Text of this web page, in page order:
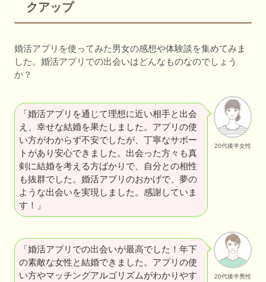
クアップ
婚活アプリを使ってみた男女の感想や体験談を集めてみま
した。婚活アプリでの出会いはどんなものなのでしょう
か？
20代後半女性
「婚活アプリを通じて理想に近い相手と出会
え、幸せな結婚を果たしました。アプリの使
い方がわからず不安でしたが、丁寧なサポー
トがあり安心できました。出会った方々も真
剣に結婚を考える方ばかりで、自分との相性
も抜群でした。婚活アプリのおかげで、夢の
ような出会いを実現しました。感謝していま
す！」
20代後半男性
「婚活アプリでの出会いが最高でした！年下
の素敵な女性と結婚できました。アプリの使
い方やマッチングアルゴリズムがわかりやす